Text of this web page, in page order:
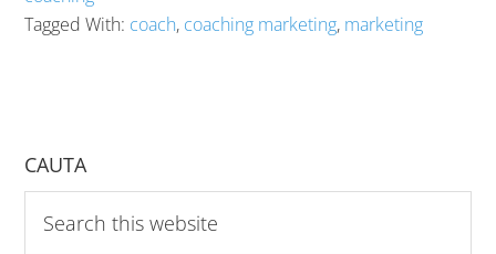
Tagged With: coach, coaching marketing, marketing
CAUTA
this